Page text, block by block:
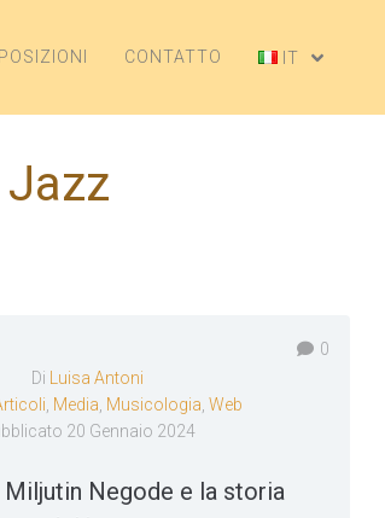
CONTATTO IT
Jazz
0
Di
Luisa Antoni
Media Musicologia Web
20 Gennaio 2024
Negode e la storia